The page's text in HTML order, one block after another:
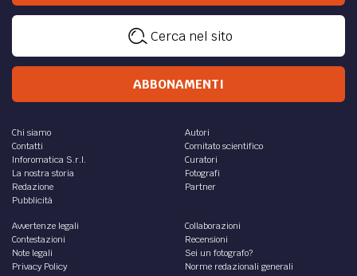
Cerca nel sito
ABBONAMENTI
Chi siamo
Contatti
Inforomatica S.r.l.
La nostra storia
Redazione
Pubblicità
Autori
Comitato scientifico
Curatori
Fotografi
Partner
Avvertenze legali
Contestazioni
Note legali
Privacy Policy
Collaborazioni
Recensioni
Sei un fotografo?
Norme redazionali generali